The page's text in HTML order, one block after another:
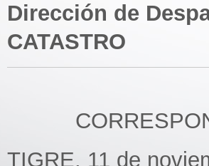
Dirección de
CATASTRO
TIGRE, 11 de